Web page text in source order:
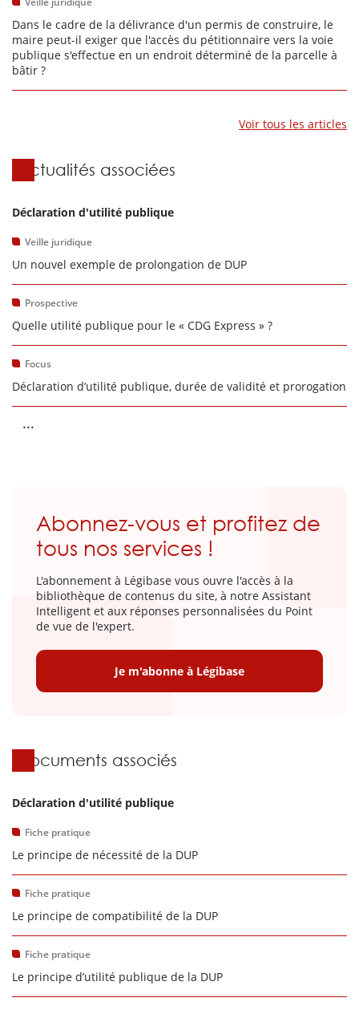
Dans le cadre de la délivrance d'un permis de construire, le
maire peut-il exiger que l'accès du pétitionnaire vers la voie
publique s'effectue en un endroit déterminé de la parcelle à
bâtir ?
Voir tous les articles
Actualités associées
Déclaration d'utilité publique
Veille juridique
Un nouvel exemple de prolongation de DUP
Prospective
Quelle utilité publique pour le « CDG Express » ?
Focus
Déclaration d’utilité publique, durée de validité et prorogation
...
Abonnez-vous et profitez de
tous nos services !
L'abonnement à Légibase vous ouvre l'accès à la
bibliothèque de contenus du site, à notre Assistant
Intelligent et aux réponses personnalisées du Point
de vue de l'expert.
Je m'abonne à Légibase
Documents associés
Déclaration d'utilité publique
Fiche pratique
Le principe de nécessité de la DUP
Fiche pratique
Le principe de compatibilité de la DUP
Fiche pratique
Le principe d’utilité publique de la DUP